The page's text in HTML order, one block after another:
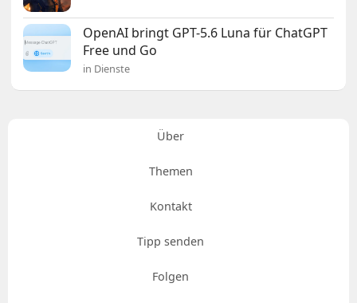
OpenAI bringt GPT-5.6 Luna für ChatGPT
Free und Go
in Dienste
Über
Themen
Kontakt
Tipp senden
Folgen